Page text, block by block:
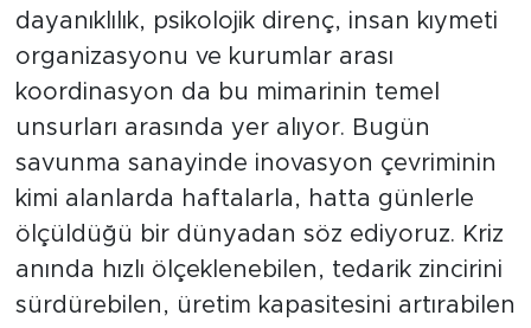
dayanıklılık, psikolojik direnç, insan kıymeti
organizasyonu ve kurumlar arası
koordinasyon da bu mimarinin temel
unsurları arasında yer alıyor. Bugün
savunma sanayinde inovasyon çevriminin
kimi alanlarda haftalarla, hatta günlerle
ölçüldüğü bir dünyadan söz ediyoruz. Kriz
anında hızlı ölçeklenebilen, tedarik zincirini
sürdürebilen, üretim kapasitesini artırabilen